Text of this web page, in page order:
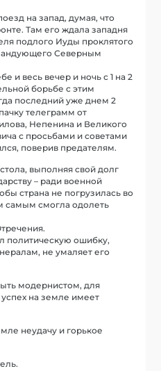
на запад, думая, что
Там его ждала западня
подлого Иуды проклятого
Северным
и весь вечер и ночь с 1 на 2
борьбе с этим
последний уже днем 2
телеграмм от
Непенина и Великого
с просьбами и советами
поверив предателям.
выполняя свой долг
– ради военной
страна не погрузилась во
самым смогла одолеть
политическую ошибку,
не умаляет его
модернистом, для
на земле имеет
неудачу и горькое